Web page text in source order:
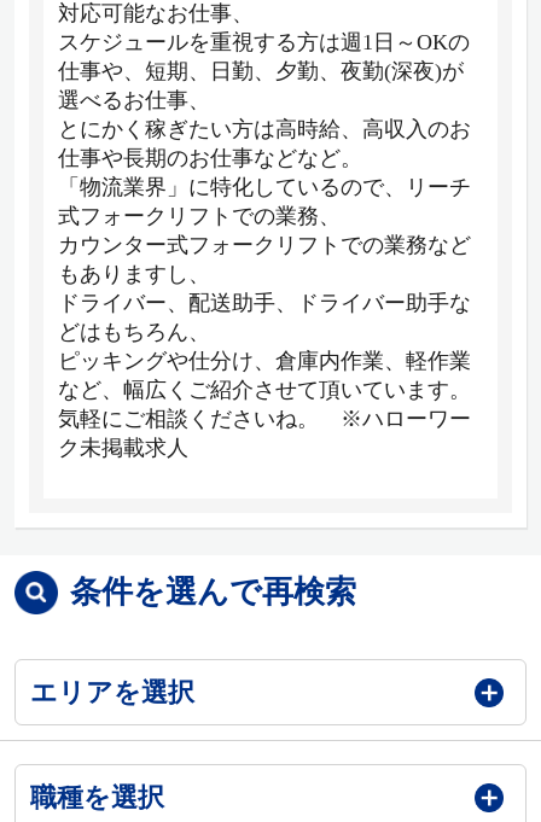
対応可能なお仕事、
スケジュールを重視する方は週1日～OKの
仕事や、短期、日勤、夕勤、夜勤(深夜)が
選べるお仕事、
とにかく稼ぎたい方は高時給、高収入のお
仕事や長期のお仕事などなど。
「物流業界」に特化しているので、リーチ
式フォークリフトでの業務、
カウンター式フォークリフトでの業務など
もありますし、
ドライバー、配送助手、ドライバー助手な
どはもちろん、
ピッキングや仕分け、倉庫内作業、軽作業
など、幅広くご紹介させて頂いています。
気軽にご相談くださいね。 ※ハローワー
ク未掲載求人
条件を選んで再検索
エリアを選択
職種を選択